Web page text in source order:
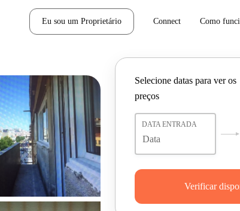
Eu sou um Proprietário Connect Como
Selecione datas para ver os
preços
DATA ENTRADA
Verificar